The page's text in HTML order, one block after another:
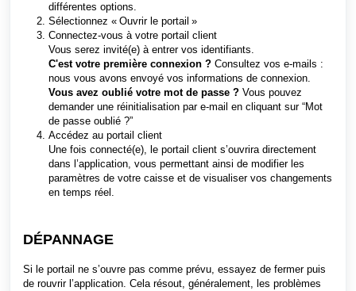
différentes options.
Sélectionnez « Ouvrir le portail »
Connectez-vous à votre portail client
Vous serez invité(e) à entrer vos identifiants.
C'est votre première connexion ? Consultez vos e-mails :
nous vous avons envoyé vos informations de connexion.
Vous avez oublié votre mot de passe ? Vous pouvez
demander une réinitialisation par e-mail en cliquant sur “Mot
de passe oublié ?”
Accédez au portail client
Une fois connecté(e), le portail client s’ouvrira directement
dans l’application, vous permettant ainsi de modifier les
paramètres de votre caisse et de visualiser vos changements
en temps réel.
DÉPANNAGE
Si le portail ne s’ouvre pas comme prévu, essayez de fermer puis
de rouvrir l’application. Cela résout, généralement, les problèmes